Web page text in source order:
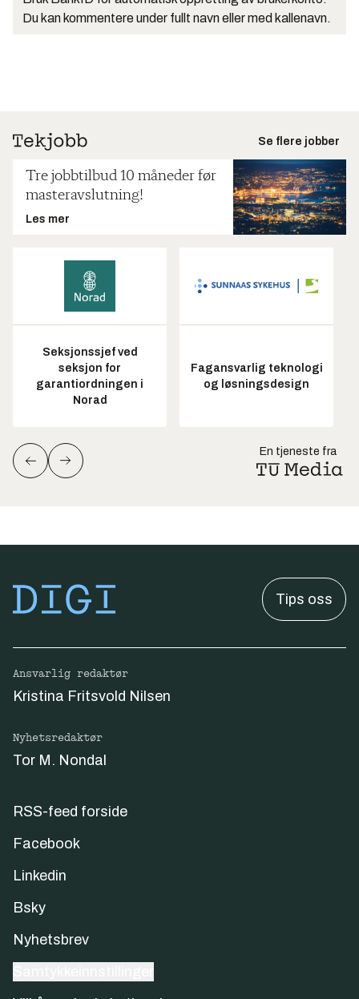
Du kan kommentere under fullt navn eller med kallenavn.
Se flere jobber
Tre jobbtilbud 10 måneder før
masteravslutning!
Les mer
Seksjonssjef ved
seksjon for
garantiordningen i
Norad
Fagansvarlig teknologi
og løsningsdesign
En tjeneste fra
Tips oss
Ansvarlig redaktør
Kristina Fritsvold Nilsen
Nyhetsredaktør
Tor M. Nondal
RSS-feed forside
Facebook
Linkedin
Bsky
Nyhetsbrev